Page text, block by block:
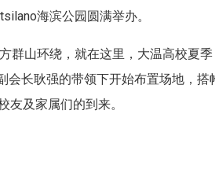
海滨公园圆满举办。
群山环绕，就在这里，大温高校夏季
会长耿强的带领下开始布置场地，搭
及家属们的到来。